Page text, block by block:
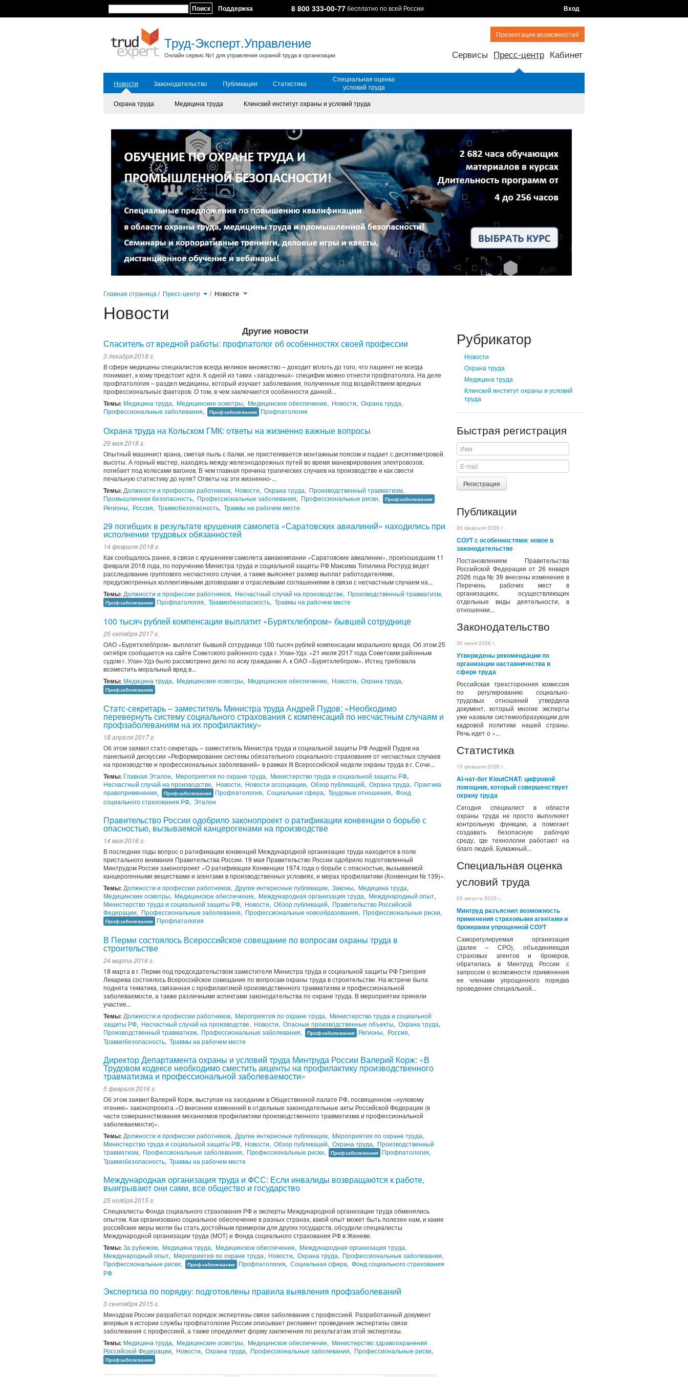
Поиск Поддержка 8 800 333-00-77бесплатно по всей России Вход
Труд-Эксперт.Управление
Онлайн сервис №1 для управления охраной труда в организации
Презентация возможностей
Сервисы Пресс-центр Кабинет
Новости Законодательство Публикации Статистика
Специальная оценка
условий труда
Охрана труда
Медицина труда Клинский институт охраны и условий труда
Главная страница / Пресс-центр / Новости
Новости
Рубрикатор
Новости
Охрана труда
Медицина труда
Клинский институт охраны и условий
труда
Быстрая регистрация
Регистрация
Публикации
26 февраля 2026 г.
СОУТ с особенностями: новое в
законодательстве
Постановлением Правительства
Российской Федерации от 26 января
2026 года № 39 внесены изменения в
Перечень рабочих мест в
организациях, осуществляющих
отдельные виды деятельности, в
отношении...
Законодательство
30 июня 2026 г.
Утверждены рекомендации по
организации наставничества в
сфере труда
Российская трехсторонняя комиссия
по регулированию социально-
трудовых отношений утвердила
документ, который многие эксперты
уже назвали системообразующим для
кадровой политики нашей страны.
Речь идет о «...
Статистика
13 февраля 2026 г.
AI-чат-бот KioutCHAT: цифровой
помощник, который совершенствует
охрану труда
Сегодня специалист в области
охраны труда не просто выполняет
контрольную функцию, а помогает
создавать безопасную рабочую
среду, где технологии работают на
благо людей. Бумажный...
Специальная оценка
условий труда
25 августа 2025 г.
Минтруд разъяснил возможность
применения страховыми агентами и
брокерами упрощенной СОУТ
Саморегулируемая организация
(далее – СРО), объединяющая
страховых агентов и брокеров,
обратилась в Минтруд России с
запросом о возможности применения
ее членами упрощенного порядка
проведения специальной...
Другие новости
Спаситель от вредной работы: профпатолог об особенностях своей профессии
3 декабря 2018 г.
В сфере медицины специалистов всегда великое множество – доходит вплоть до того, что пациент не всегда
понимает, к кому предстоит идти. К одной из таких «загадочных» специфик можно отнести профпатолога. На деле
профпатология – раздел медицины, который изучает заболевания, полученные под воздействием вредных
профессиональных факторов. О том, в чем заключаются особенности данной...
Темы: Медицина труда, Медицинские осмотры, Медицинское обеспечение, Новости, Охрана труда,
Профессиональные заболевания, Профзаболевания Профпатология
Охрана труда на Кольском ГМК: ответы на жизненно важные вопросы
29 мая 2018 г.
Опытный машинист крана, сметая пыль с балки, не пристегивается монтажным поясом и падает с десятиметровой
высоты. А горный мастер, находясь между железнодорожных путей во время маневрирования электровозов,
погибает под колесами вагонов. В чем главная причина трагических случаев на производстве и как свести
печальную статистику до нуля? Ответы на эти жизненно-...
Темы: Должности и профессии работников, Новости, Охрана труда, Производственный травматизм,
Промышленная безопасность, Профессиональные заболевания, Профессиональные риски, Профзаболевания
Регионы, Россия, Травмобезопасность, Травмы на рабочем месте
29 погибших в результате крушения самолета «Саратовских авиалиний» находились при
исполнении трудовых обязанностей
14 февраля 2018 г.
Как сообщалось ранее, в связи с крушением самолета авиакомпании «Саратовские авиалинии», произошедшим 11
февраля 2018 года, по поручению Министра труда и социальной защиты РФ Максима Топилина Роструд ведет
расследование группового несчастного случая, а также выясняет размер выплат работодателями,
предусмотренных коллективными договорами и отраслевыми соглашениями в связи с несчастным случаем на...
Темы: Должности и профессии работников, Несчастный случай на производстве, Производственный травматизм,
Профзаболевания Профпатология, Травмобезопасность, Травмы на рабочем месте
100 тысяч рублей компенсации выплатит «Бурятхлебпром» бывшей сотруднице
25 октября 2017 г.
ОАО «Бурятхлебпром» выплатит бывшей сотруднице 100 тысяч рублей компенсации морального вреда. Об этом 25
октября сообщается на сайте Советского районного суда г. Улан-Удэ. «21 июля 2017 года Советским районным
судом г. Улан-Удэ было рассмотрено дело по иску гражданки А. к ОАО «Бурятхлебпром». Истец требовала
возместить моральный вред в...
Темы: Медицина труда, Медицинские осмотры, Медицинское обеспечение, Новости, Охрана труда,
Профзаболевания
Статс-секретарь – заместитель Министра труда Андрей Пудов: «Необходимо
перевернуть систему социального страхования с компенсаций по несчастным случаям и
профзаболеваниям на их профилактику»
18 апреля 2017 г.
Об этом заявил статс-секретарь – заместитель Министра труда и социальной защиты РФ Андрей Пудов на
панельной дискуссии «Реформирование системы обязательного социального страхования от несчастных случаев
на производстве и профессиональных заболеваний» в рамках III Всероссийской недели охраны труда в г. Сочи...
Темы: Главная Эталон, Мероприятия по охране труда, Министерство труда и социальной защиты РФ,
Несчастный случай на производстве, Новости, Новости ассоциации, Обзор публикаций, Охрана труда, Практика
правоприменения, Профзаболевания Профпатология, Социальная сфера, Трудовые отношения, Фонд
социального страхования РФ, Эталон
Правительство России одобрило законопроект о ратификации конвенции о борьбе с
опасностью, вызываемой канцерогенами на производстве
14 мая 2016 г.
В последние годы вопрос о ратификации конвенций Международной организации труда находится в поле
пристального внимания Правительства России. 19 мая Правительство России одобрило подготовленный
Минтрудом России законопроект «О ратификации Конвенции 1974 года о борьбе с опасностью, вызываемой
канцерогенными веществами и агентами в производственных условиях, и мерах профилактики (Конвенции № 139)».
Темы: Должности и профессии работников, Другие интересные публикации, Законы, Медицина труда,
Медицинские осмотры, Медицинское обеспечение, Международная организация труда, Международный опыт,
Министерство труда и социальной защиты РФ, Новости, Обзор публикаций, Правительство Российской
Федерации, Профессиональные заболевания, Профессиональные новообразования, Профессиональные риски,
Профзаболевания Профпатология
В Перми состоялось Всероссийское совещание по вопросам охраны труда в
строительстве
24 марта 2016 г.
18 марта в г. Перми под председательством заместителя Министра труда и социальной защиты РФ Григория
Лекарева состоялось Всероссийское совещание по вопросам охраны труда в строительстве. На встрече была
поднята тематика, связанная с профилактикой производственного травматизма и профессиональной
заболеваемости, а также различными аспектами законодательства по охране труда. В мероприятии приняли
участие...
Темы: Должности и профессии работников, Мероприятия по охране труда, Министерство труда и социальной
защиты РФ, Несчастный случай на производстве, Новости, Опасные производственные объекты, Охрана труда,
Производственный травматизм, Профессиональные заболевания, Профзаболевания Регионы, Россия,
Травмобезопасность, Травмы на рабочем месте
Директор Департамента охраны и условий труда Минтруда России Валерий Корж: «В
Трудовом кодексе необходимо сместить акценты на профилактику производственного
травматизма и профессиональной заболеваемости»
5 февраля 2016 г.
Об этом заявил Валерий Корж, выступая на заседании в Общественной палате РФ, посвященном «нулевому
чтению» законопроекта «О внесении изменений в отдельные законодательные акты Российской Федерации (в
части совершенствования механизмов профилактики производственного травматизма и профессиональной
заболеваемости)».
Темы: Должности и профессии работников, Другие интересные публикации, Мероприятия по охране труда,
Министерство труда и социальной защиты РФ, Новости, Обзор публикаций, Охрана труда, Производственный
травматизм, Профессиональные заболевания, Профессиональные риски, Профзаболевания Профпатология,
Травмобезопасность, Травмы на рабочем месте
Международная организация труда и ФСС: Если инвалиды возвращаются к работе,
выигрывают они сами, все общество и государство
25 ноября 2015 г.
Специалисты Фонда социального страхования РФ и эксперты Международной организации труда обменялись
опытом. Как организовано социальное обеспечение в разных странах, какой опыт может быть полезен нам, и какие
российские меры могли бы стать достойным примером для других государств, обсудили специалисты
Международной организации труда (МОТ) и Фонда социального страхования РФ в Женеве.
Темы: За рубежом, Медицина труда, Медицинское обеспечение, Международная организация труда,
Международный опыт, Мероприятия по охране труда, Новости, Охрана труда, Профессиональные заболевания,
Профессиональные риски, Профзаболевания Профпатология, Социальная сфера, Фонд социального страхования
РФ
Экспертиза по порядку: подготовлены правила выявления профзаболеваний
3 сентября 2015 г.
Минздрав России разработал порядок экспертизы связи заболевания с профессией. Разработанный документ
впервые в истории службы профпатологии России описывает регламент проведения экспертизы связи
заболевания с профессией, а также определяет форму заключения по результатам этой экспертизы.
Темы: Медицина труда, Медицинские осмотры, Медицинское обеспечение, Министерство здравоохранения
Российской Федерации, Новости, Охрана труда, Профессиональные заболевания, Профессиональные риски,
Профзаболевания